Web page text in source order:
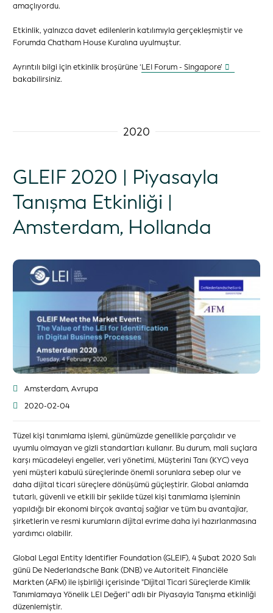
amaçlıyordu.
Etkinlik, yalnızca davet edilenlerin katılımıyla gerçekleşmiştir ve
Forumda Chatham House Kuralına uyulmuştur.
Ayrıntılı bilgi için etkinlik broşürüne ‘LEI Forum - Singapore’
bakabilirsiniz.
2020
GLEIF 2020 | Piyasayla
Tanışma Etkinliği |
Amsterdam, Hollanda
Amsterdam, Avrupa
2020-02-04
Tüzel kişi tanımlama işlemi, günümüzde genellikle parçalıdır ve
uyumlu olmayan ve gizli standartları kullanır. Bu durum, mali suçlara
karşı mücadeleyi engeller, veri yönetimi, Müşterini Tanı (KYC) veya
yeni müşteri kabulü süreçlerinde önemli sorunlara sebep olur ve
daha dijital ticari süreçlere dönüşümü güçleştirir. Global anlamda
tutarlı, güvenli ve etkili bir şekilde tüzel kişi tanımlama işleminin
yapıldığı bir ekonomi birçok avantaj sağlar ve tüm bu avantajlar,
şirketlerin ve resmi kurumların dijital evrime daha iyi hazırlanmasına
yardımcı olabilir.
Global Legal Entity Identifier Foundation (GLEIF), 4 Şubat 2020 Salı
günü De Nederlandsche Bank (DNB) ve Autoriteit Financiële
Markten (AFM) ile işbirliği içerisinde "Dijital Ticari Süreçlerde Kimlik
Tanımlamaya Yönelik LEI Değeri" adlı bir Piyasayla Tanışma etkinliği
düzenlemiştir.